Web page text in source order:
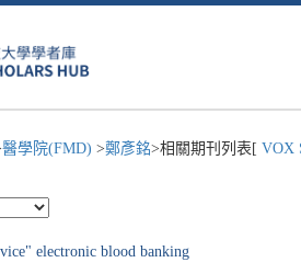
醫學院(FMD) >鄭彥銘>相關期刊列表[ VOX
electronic blood banking